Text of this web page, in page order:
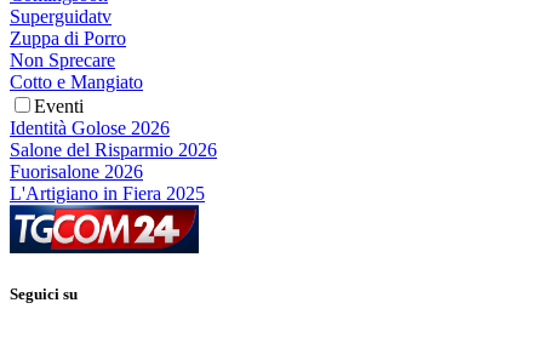
Superguidatv
Zuppa di Porro
Non Sprecare
Cotto e Mangiato
Eventi
Identità Golose 2026
Salone del Risparmio 2026
Fuorisalone 2026
L'Artigiano in Fiera 2025
Seguici su